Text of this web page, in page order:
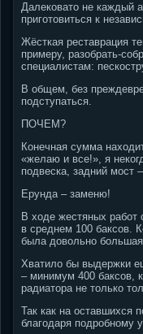
Далековато не каждый
приготовиться к
Жёсткая реставрация
примеру, разобрать-
специалистам:
В общем, без
подступаться.
ПОЧЕМ?
Конечная сумма
«желаю и все!», я
подвеска, задний мост
Ерунда – заменю!
В ходе жестяных работ
в среднем 100 баксов.
была довольно
Хватило бы выдержки
– минимум 400 баксов,
радиатора не только
Так как на оставшихся
благодаря подробному